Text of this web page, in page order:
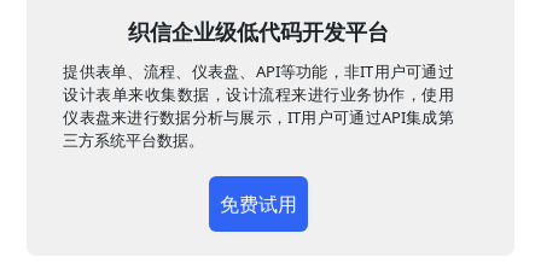
织信企业级低代码开发平台
提供表单、流程、仪表盘、API等功能，非IT用户可通过
设计表单来收集数据，设计流程来进行业务协作，使用
仪表盘来进行数据分析与展示，IT用户可通过API集成第
三方系统平台数据。
免费试用